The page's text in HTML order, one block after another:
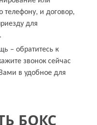
и договор,
для
– обратитесь к
звонок сейчас
в удобное для
БОКС